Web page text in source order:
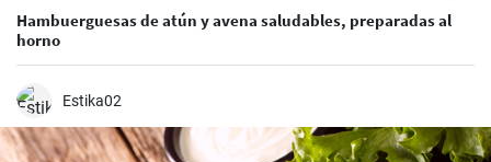
Hambuerguesas de atún y avena saludables, preparadas al
horno
Estika02